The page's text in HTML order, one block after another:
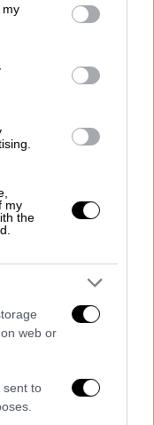
You may click to
third-party tags to
in below Google
my
my
the
web or
sent to
στο σπίτι
και το
τα Τέμπη:
ξυλολίου»
του